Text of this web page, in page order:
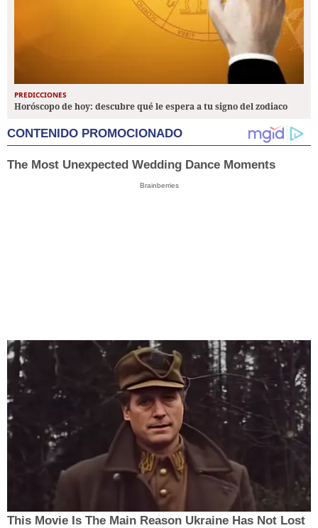
PREDICCIONES
Horóscopo de hoy: descubre qué le espera a tu signo del zodiaco
CONTENIDO PROMOCIONADO
The Most Unexpected Wedding Dance Moments
Brainberries
This Movie Is The Main Reason Ukraine Has Not Lost